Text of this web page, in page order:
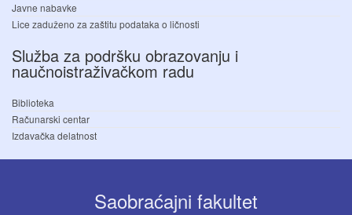
Javne nabavke
Lice zaduženo za zaštitu podataka o ličnosti
Služba za podršku obrazovanju i
naučnoistraživačkom radu
Biblioteka
Računarski centar
Izdavačka delatnost
Saobraćajni fakultet